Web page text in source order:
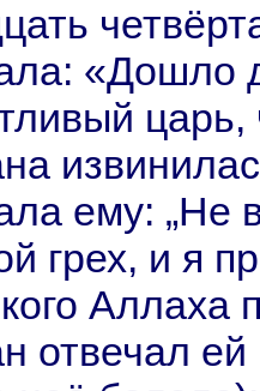
«Дошло
ему: „Не
грех, и я
Аллаха
отвечал ей